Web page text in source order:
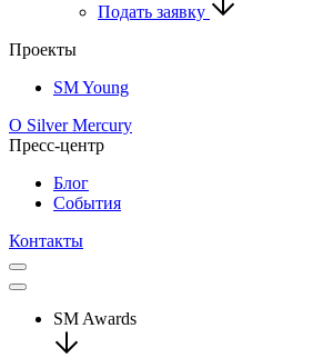
Подать заявку
Проекты
SM Young
О Silver Mercury
Пресс-центр
Блог
События
Контакты
SM Awards